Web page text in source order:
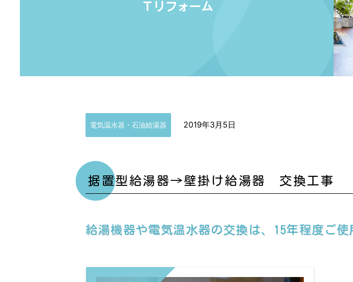
Ｔリフォーム
電気温水器・石油給湯器 2019年3月5日
据置型給湯器→壁掛け給湯器 交換工事
給湯機器や電気温水器の交換は、15年程度ご使